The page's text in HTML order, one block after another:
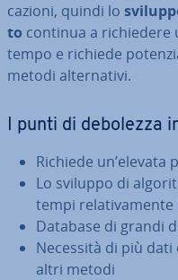
ca­zio­ni, quindi lo
to continua a ri­chie­de­re
tempo e richiede
metodi al­ter­na­ti­vi.
I punti di debolezza
Richiede un’elevata
Lo sviluppo di
tempi re­la­ti­va­men­te
Database di grandi
Necessità di più
altri metodi